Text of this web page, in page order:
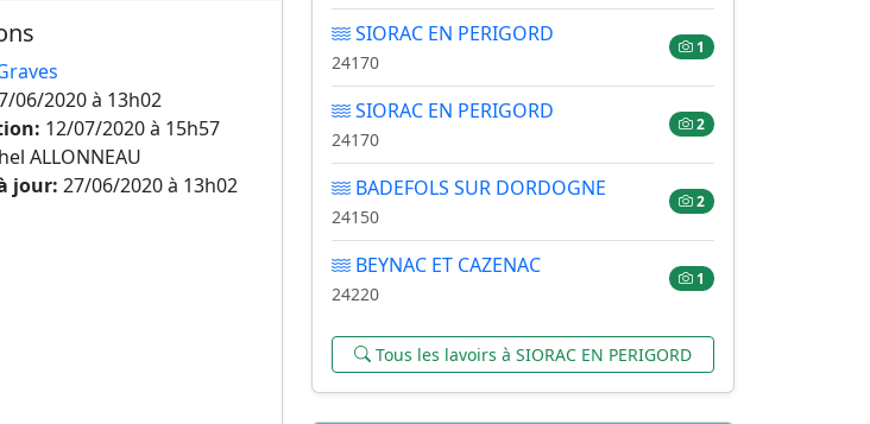
06/2020 à 13h02
12/07/2020 à 15h57
ALLONNEAU
jour: 27/06/2020 à 13h02
SIORAC EN PERIGORD
24170
1
SIORAC EN PERIGORD
24170
2
BADEFOLS SUR DORDOGNE
24150
2
BEYNAC ET CAZENAC
24220
1
Tous les lavoirs à SIORAC EN PERIGORD